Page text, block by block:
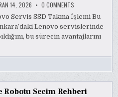
14, 2026 0 COMMENTS
LENOVO
SERVIS
SSD
TAKMA
İSLEMI
Servis SSD Takma İşlemi Bu
Lenovo servislerinde
bu sürecin avantajlarını
Robotu Secim Rehberi